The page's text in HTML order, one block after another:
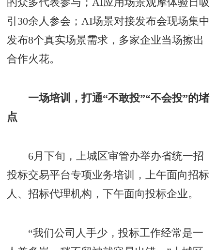
引30余人参会；AI场景对接发布会现场集中
发布8个真实场景需求，多家企业当场擦出
合作火花。
一场培训，打通“不敢投”“不会投”的堵
点
6月下旬，上城区审管办举办省统一招
投标交易平台专项业务培训，上午面向招标
人、招标代理机构，下午面向投标企业。
“我们公司人手少，投标工作经常是一